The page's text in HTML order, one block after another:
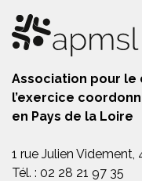
Association pour
l’exercice
en Pays de la Loire
1 rue Julien
Tél. : 02 28 21 97 35